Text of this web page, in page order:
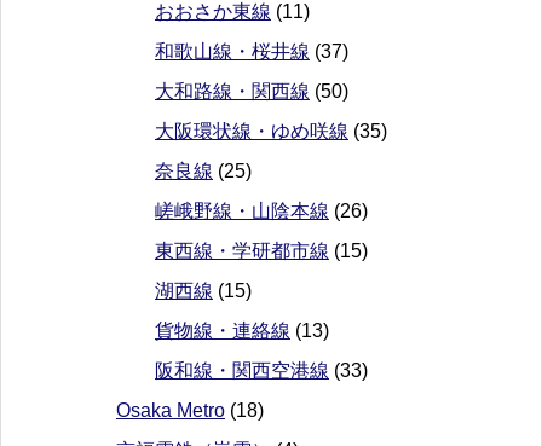
おおさか東線 (11)
和歌山線・桜井線 (37)
大和路線・関西線 (50)
大阪環状線・ゆめ咲線 (35)
奈良線 (25)
嵯峨野線・山陰本線 (26)
東西線・学研都市線 (15)
湖西線 (15)
貨物線・連絡線 (13)
阪和線・関西空港線 (33)
Osaka Metro (18)